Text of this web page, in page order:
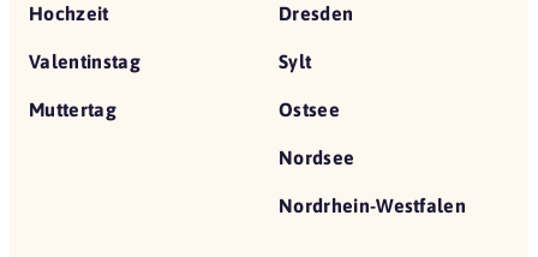
Hochzeit
Valentinstag
Muttertag
Dresden
Sylt
Ostsee
Nordsee
Nordrhein-Westfalen